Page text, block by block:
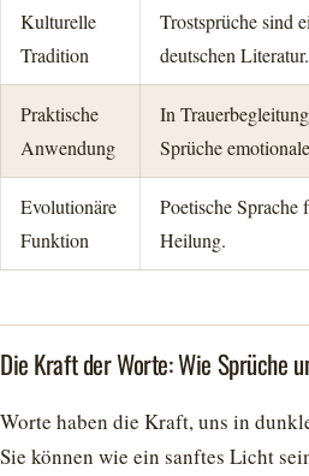
Kulturelle
Tradition
Trostsprüche sind
deutschen Literatur.
Praktische
Anwendung
In
Sprüche
Evolutionäre
Funktion
Poetische
Heilung.
Die Kraft der Worte: Wie Sprüche
Worte haben die Kraft, uns in
Sie können wie ein sanftes Licht